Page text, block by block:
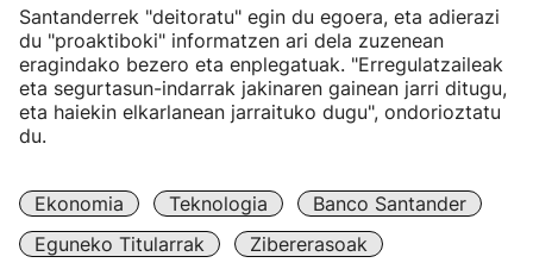
Santanderrek "deitoratu" egin du egoera, eta adierazi
du "proaktiboki" informatzen ari dela zuzenean
eragindako bezero eta enplegatuak. "Erregulatzaileak
eta segurtasun-indarrak jakinaren gainean jarri ditugu,
eta haiekin elkarlanean jarraituko dugu", ondorioztatu
du.
Ekonomia Teknologia
Banco Santander
Eguneko Titularrak
Zibererasoak